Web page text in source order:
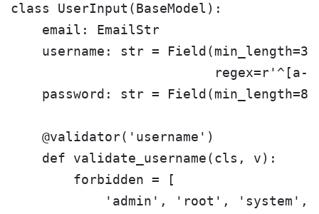
class UserInput(BaseModel):
    email: EmailStr
username: str =
regex=r'^[a-
password: str =
    @validator('username')
    def validate_username(cls, v):
        forbidden = [
'admin', 'root', 'system',